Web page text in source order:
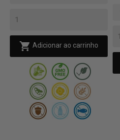
 Adicionar ao carrinho